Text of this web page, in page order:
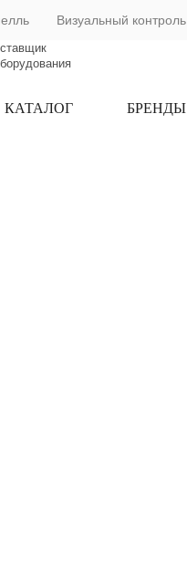
Визуальный контроль
КАТАЛОГ БРЕНДЫ